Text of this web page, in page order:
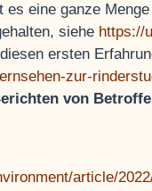
es eine ganze
siehe https://
ersten
zur-
von
article/